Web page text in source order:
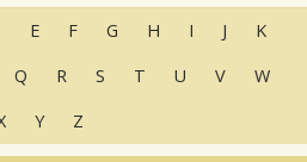
E F G H I J
K
Q R S T U V
W
Y Z